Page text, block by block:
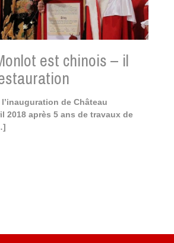
est chinois – il
l’inauguration de Château
2018 après 5 ans de travaux de